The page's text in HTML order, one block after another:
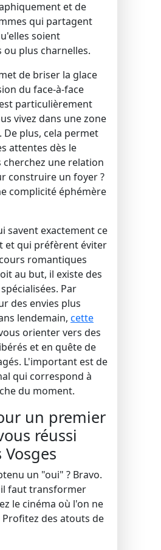
et de
qui partagent
soient
plus charnelles.
de briser la glace
du face-à-face
particulièrement
vivez dans une zone
De plus, cela permet
attentes dès le
cherchez une relation
construire un foyer ?
complicité éphémère
savent exactement ce
et qui préfèrent éviter
romantiques
au but, il existe des
Par
des envies plus
lendemain, cette
orienter vers des
et en quête de
L'important est de
qui correspond à
du moment.
un premier
réussi
un "oui" ? Bravo.
faut transformer
le cinéma où l'on ne
Profitez des atouts de